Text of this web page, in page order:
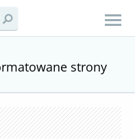
strony